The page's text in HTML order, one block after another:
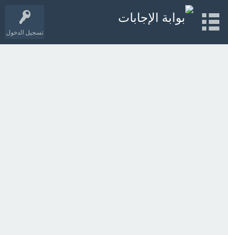
تسجيل الدخول